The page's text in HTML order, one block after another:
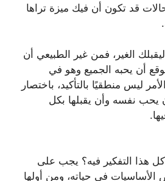
قد تكون أن فيك ميزة تراها
الغير، فمن غير الطبيعي أن
أن يحبه الجميع وهو في
ليس منطقيًا بالتأكيد، باختصار
يحب نفسه وأن يقبلها بكل
كل هذا التفكير فيه؟ يجب على
الأساسيات في حياته، ومن أولها